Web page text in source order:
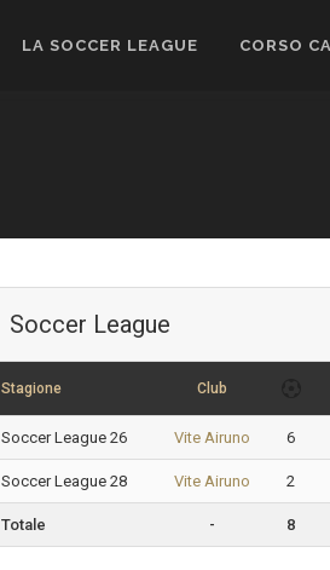
LA SOCCER LEAGUE CORSO
Soccer League
Stagione Club
Soccer League 26 Vite Airuno 6
Soccer League 28 Vite Airuno 2
Totale - 8